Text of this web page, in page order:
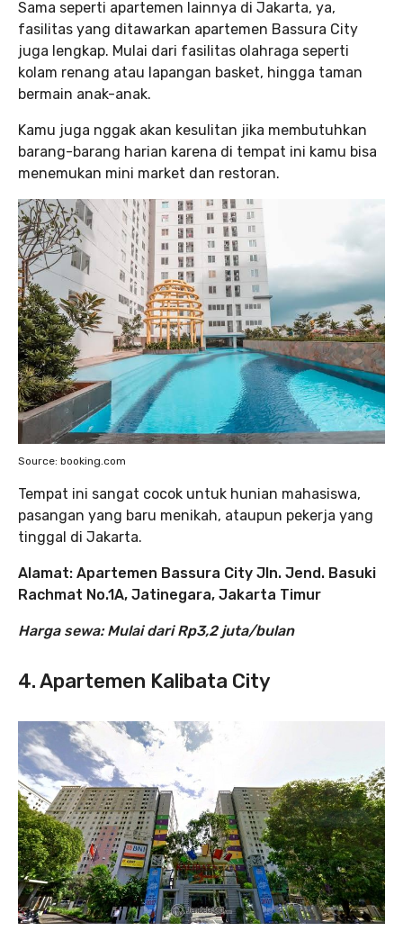
Sama seperti apartemen lainnya di Jakarta, ya,
fasilitas yang ditawarkan apartemen Bassura City
juga lengkap. Mulai dari fasilitas olahraga seperti
kolam renang atau lapangan basket, hingga taman
bermain anak-anak.
Kamu juga nggak akan kesulitan jika membutuhkan
barang-barang harian karena di tempat ini kamu bisa
menemukan mini market dan restoran.
Source: booking.com
Tempat ini sangat cocok untuk hunian mahasiswa,
pasangan yang baru menikah, ataupun pekerja yang
tinggal di Jakarta.
Alamat: Apartemen Bassura City Jln. Jend. Basuki
Rachmat No.1A, Jatinegara, Jakarta Timur
Harga sewa: Mulai dari Rp3,2 juta/bulan
4. Apartemen Kalibata City